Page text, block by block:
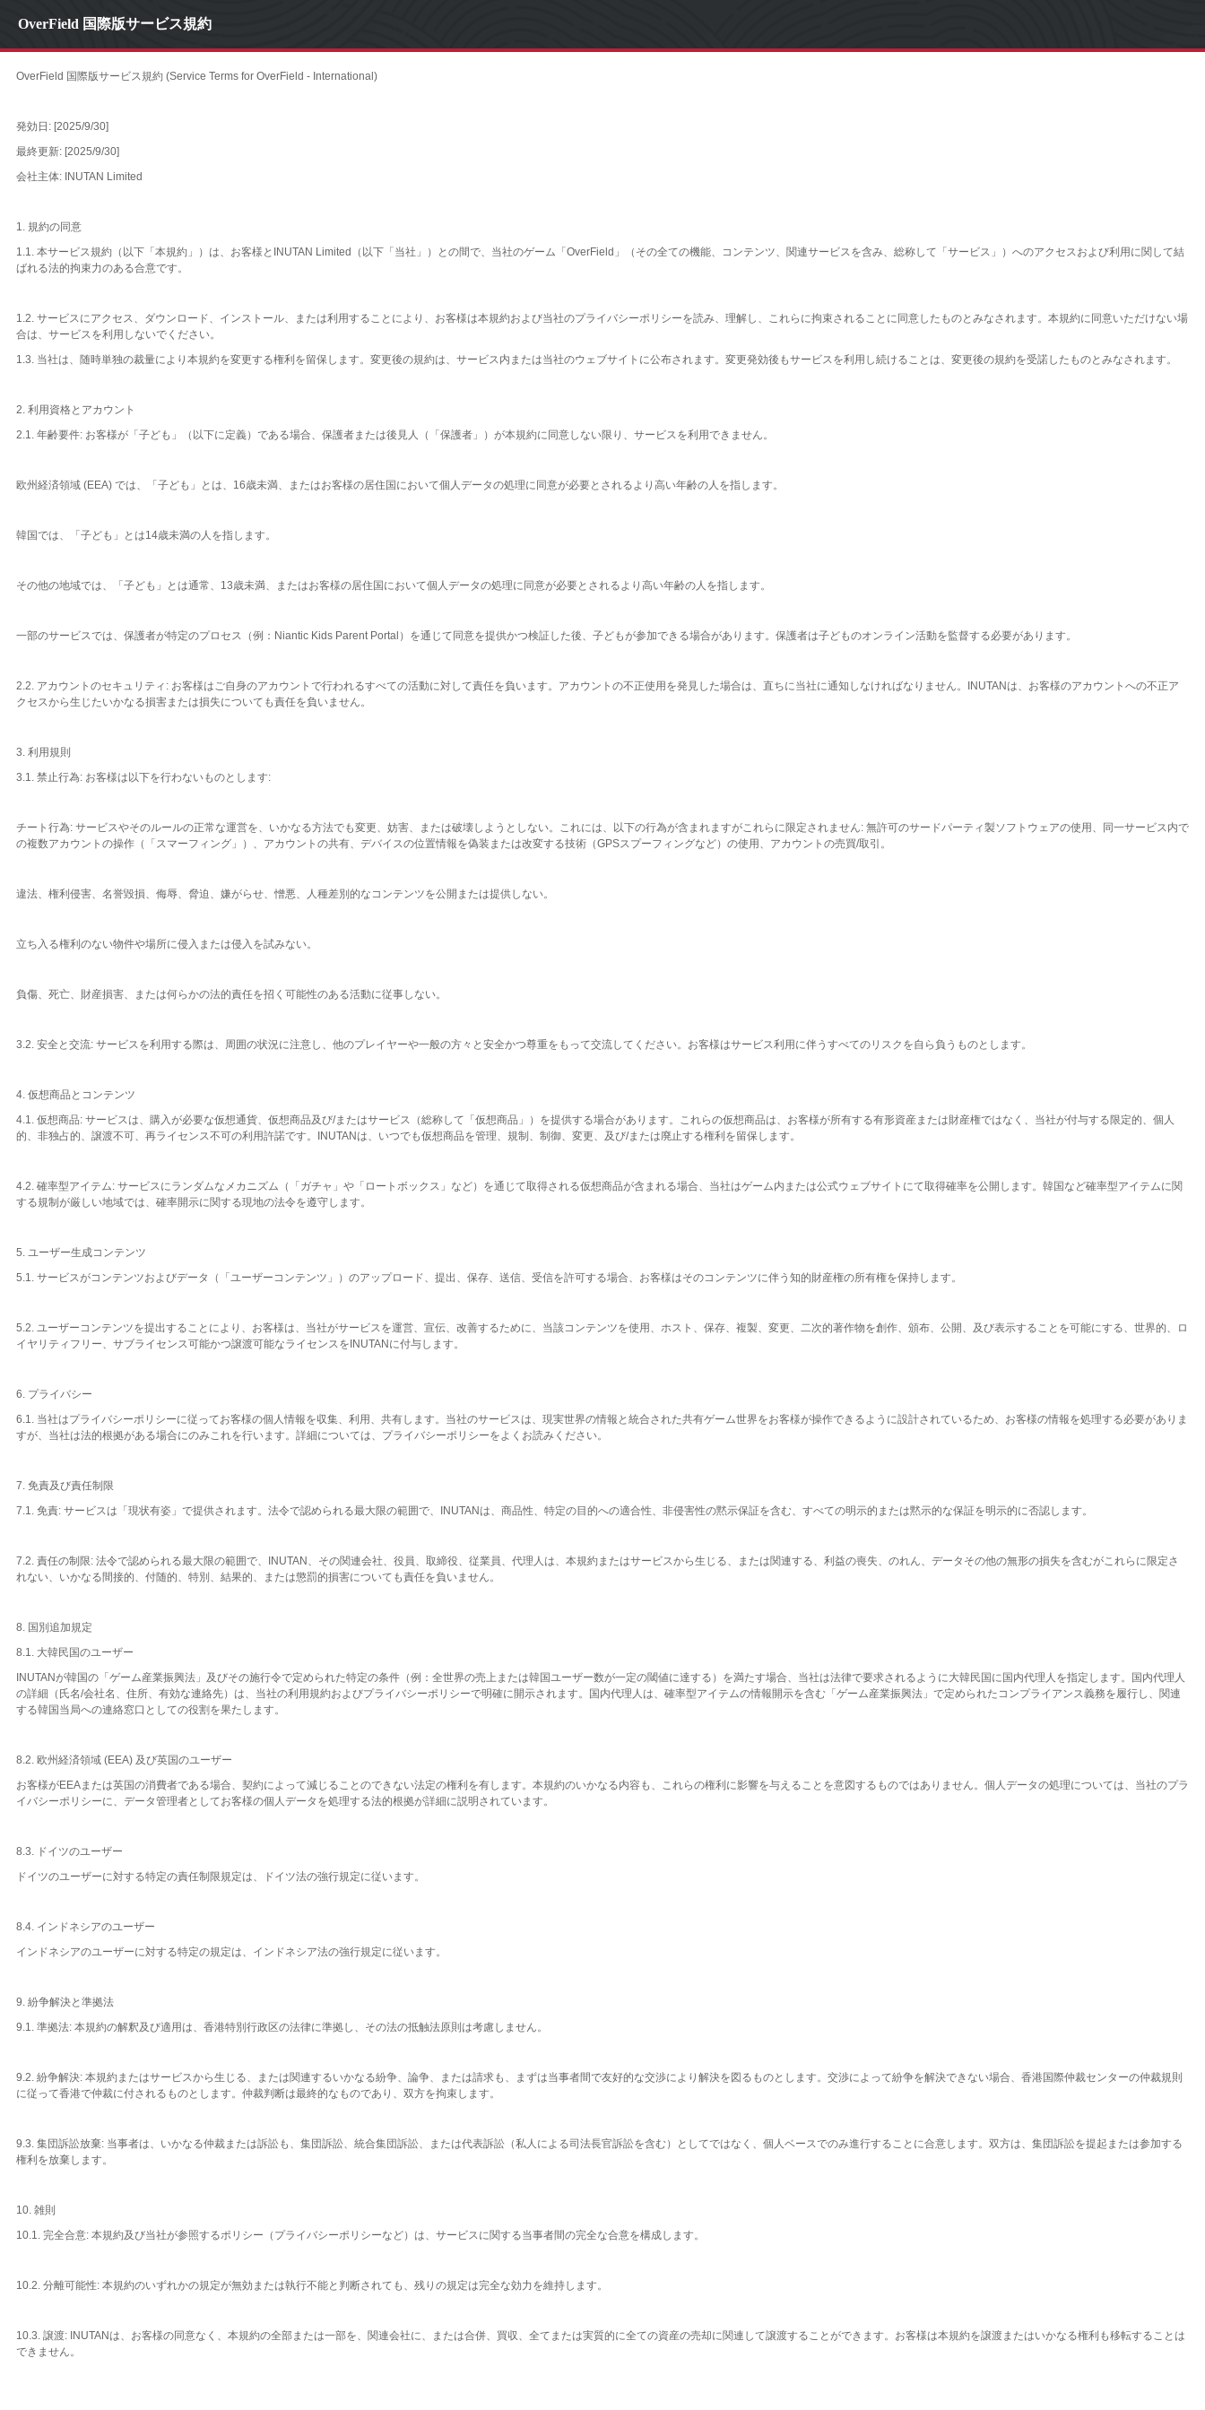
OverField 国際版サービス規約
OverField 国際版サービス規約 (Service Terms for OverField - International)
発効日: [2025/9/30]
最終更新: [2025/9/30]
会社主体: INUTAN Limited
1. 規約の同意
1.1. 本サービス規約（以下「本規約」）は、お客様とINUTAN Limited（以下「当社」）との間で、当社のゲーム「OverField」（その全ての機能、コンテンツ、関連サービスを含み、総称して「サービス」）へのアクセスおよび利用に関して結
ばれる法的拘束力のある合意です。
1.2. サービスにアクセス、ダウンロード、インストール、または利用することにより、お客様は本規約および当社のプライバシーポリシーを読み、理解し、これらに拘束されることに同意したものとみなされます。本規約に同意いただけない場
合は、サービスを利用しないでください。
1.3. 当社は、随時単独の裁量により本規約を変更する権利を留保します。変更後の規約は、サービス内または当社のウェブサイトに公布されます。変更発効後もサービスを利用し続けることは、変更後の規約を受諾したものとみなされます。
2. 利用資格とアカウント
2.1. 年齢要件: お客様が「子ども」（以下に定義）である場合、保護者または後見人（「保護者」）が本規約に同意しない限り、サービスを利用できません。
欧州経済領域 (EEA) では、「子ども」とは、16歳未満、またはお客様の居住国において個人データの処理に同意が必要とされるより高い年齢の人を指します。
韓国では、「子ども」とは14歳未満の人を指します。
その他の地域では、「子ども」とは通常、13歳未満、またはお客様の居住国において個人データの処理に同意が必要とされるより高い年齢の人を指します。
一部のサービスでは、保護者が特定のプロセス（例：Niantic Kids Parent Portal）を通じて同意を提供かつ検証した後、子どもが参加できる場合があります。保護者は子どものオンライン活動を監督する必要があります。
2.2. アカウントのセキュリティ: お客様はご自身のアカウントで行われるすべての活動に対して責任を負います。アカウントの不正使用を発見した場合は、直ちに当社に通知しなければなりません。INUTANは、お客様のアカウントへの不正ア
クセスから生じたいかなる損害または損失についても責任を負いません。
3. 利用規則
3.1. 禁止行為: お客様は以下を行わないものとします:
チート行為: サービスやそのルールの正常な運営を、いかなる方法でも変更、妨害、または破壊しようとしない。これには、以下の行為が含まれますがこれらに限定されません: 無許可のサードパーティ製ソフトウェアの使用、同一サービス内で
の複数アカウントの操作（「スマーフィング」）、アカウントの共有、デバイスの位置情報を偽装または改変する技術（GPSスプーフィングなど）の使用、アカウントの売買/取引。
違法、権利侵害、名誉毀損、侮辱、脅迫、嫌がらせ、憎悪、人種差別的なコンテンツを公開または提供しない。
立ち入る権利のない物件や場所に侵入または侵入を試みない。
負傷、死亡、財産損害、または何らかの法的責任を招く可能性のある活動に従事しない。
3.2. 安全と交流: サービスを利用する際は、周囲の状況に注意し、他のプレイヤーや一般の方々と安全かつ尊重をもって交流してください。お客様はサービス利用に伴うすべてのリスクを自ら負うものとします。
4. 仮想商品とコンテンツ
4.1. 仮想商品: サービスは、購入が必要な仮想通貨、仮想商品及び/またはサービス（総称して「仮想商品」）を提供する場合があります。これらの仮想商品は、お客様が所有する有形資産または財産権ではなく、当社が付与する限定的、個人
的、非独占的、譲渡不可、再ライセンス不可の利用許諾です。INUTANは、いつでも仮想商品を管理、規制、制御、変更、及び/または廃止する権利を留保します。
4.2. 確率型アイテム: サービスにランダムなメカニズム（「ガチャ」や「ロートボックス」など）を通じて取得される仮想商品が含まれる場合、当社はゲーム内または公式ウェブサイトにて取得確率を公開します。韓国など確率型アイテムに関
する規制が厳しい地域では、確率開示に関する現地の法令を遵守します。
5. ユーザー生成コンテンツ
5.1. サービスがコンテンツおよびデータ（「ユーザーコンテンツ」）のアップロード、提出、保存、送信、受信を許可する場合、お客様はそのコンテンツに伴う知的財産権の所有権を保持します。
5.2. ユーザーコンテンツを提出することにより、お客様は、当社がサービスを運営、宣伝、改善するために、当該コンテンツを使用、ホスト、保存、複製、変更、二次的著作物を創作、頒布、公開、及び表示することを可能にする、世界的、ロ
イヤリティフリー、サブライセンス可能かつ譲渡可能なライセンスをINUTANに付与します。
6. プライバシー
6.1. 当社はプライバシーポリシーに従ってお客様の個人情報を収集、利用、共有します。当社のサービスは、現実世界の情報と統合された共有ゲーム世界をお客様が操作できるように設計されているため、お客様の情報を処理する必要がありま
すが、当社は法的根拠がある場合にのみこれを行います。詳細については、プライバシーポリシーをよくお読みください。
7. 免責及び責任制限
7.1. 免責: サービスは「現状有姿」で提供されます。法令で認められる最大限の範囲で、INUTANは、商品性、特定の目的への適合性、非侵害性の黙示保証を含む、すべての明示的または黙示的な保証を明示的に否認します。
7.2. 責任の制限: 法令で認められる最大限の範囲で、INUTAN、その関連会社、役員、取締役、従業員、代理人は、本規約またはサービスから生じる、または関連する、利益の喪失、のれん、データその他の無形の損失を含むがこれらに限定さ
れない、いかなる間接的、付随的、特別、結果的、または懲罰的損害についても責任を負いません。
8. 国別追加規定
8.1. 大韓民国のユーザー
INUTANが韓国の「ゲーム産業振興法」及びその施行令で定められた特定の条件（例：全世界の売上または韓国ユーザー数が一定の閾値に達する）を満たす場合、当社は法律で要求されるように大韓民国に国内代理人を指定します。国内代理人
の詳細（氏名/会社名、住所、有効な連絡先）は、当社の利用規約およびプライバシーポリシーで明確に開示されます。国内代理人は、確率型アイテムの情報開示を含む「ゲーム産業振興法」で定められたコンプライアンス義務を履行し、関連
する韓国当局への連絡窓口としての役割を果たします。
8.2. 欧州経済領域 (EEA) 及び英国のユーザー
お客様がEEAまたは英国の消費者である場合、契約によって減じることのできない法定の権利を有します。本規約のいかなる内容も、これらの権利に影響を与えることを意図するものではありません。個人データの処理については、当社のプラ
イバシーポリシーに、データ管理者としてお客様の個人データを処理する法的根拠が詳細に説明されています。
8.3. ドイツのユーザー
ドイツのユーザーに対する特定の責任制限規定は、ドイツ法の強行規定に従います。
8.4. インドネシアのユーザー
インドネシアのユーザーに対する特定の規定は、インドネシア法の強行規定に従います。
9. 紛争解決と準拠法
9.1. 準拠法: 本規約の解釈及び適用は、香港特別行政区の法律に準拠し、その法の抵触法原則は考慮しません。
9.2. 紛争解決: 本規約またはサービスから生じる、または関連するいかなる紛争、論争、または請求も、まずは当事者間で友好的な交渉により解決を図るものとします。交渉によって紛争を解決できない場合、香港国際仲裁センターの仲裁規則
に従って香港で仲裁に付されるものとします。仲裁判断は最終的なものであり、双方を拘束します。
9.3. 集団訴訟放棄: 当事者は、いかなる仲裁または訴訟も、集団訴訟、統合集団訴訟、または代表訴訟（私人による司法長官訴訟を含む）としてではなく、個人ベースでのみ進行することに合意します。双方は、集団訴訟を提起または参加する
権利を放棄します。
10. 雑則
10.1. 完全合意: 本規約及び当社が参照するポリシー（プライバシーポリシーなど）は、サービスに関する当事者間の完全な合意を構成します。
10.2. 分離可能性: 本規約のいずれかの規定が無効または執行不能と判断されても、残りの規定は完全な効力を維持します。
10.3. 譲渡: INUTANは、お客様の同意なく、本規約の全部または一部を、関連会社に、または合併、買収、全てまたは実質的に全ての資産の売却に関連して譲渡することができます。お客様は本規約を譲渡またはいかなる権利も移転することは
できません。